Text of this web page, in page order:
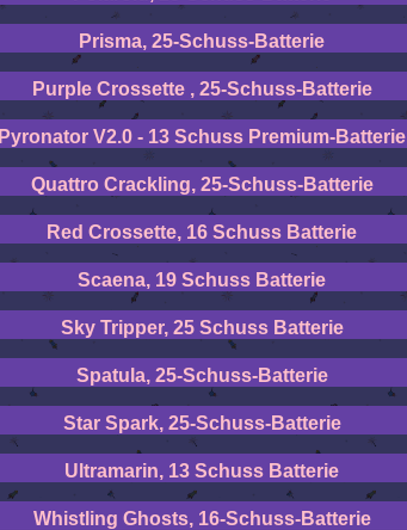
Prisma, 25-Schuss-Batterie
Purple Crossette , 25-Schuss-Batterie
Pyronator V2.0 - 13 Schuss Premium-Batterie
Quattro Crackling, 25-Schuss-Batterie
Red Crossette, 16 Schuss Batterie
Scaena, 19 Schuss Batterie
Sky Tripper, 25 Schuss Batterie
Spatula, 25-Schuss-Batterie
Star Spark, 25-Schuss-Batterie
Ultramarin, 13 Schuss Batterie
Whistling Ghosts, 16-Schuss-Batterie